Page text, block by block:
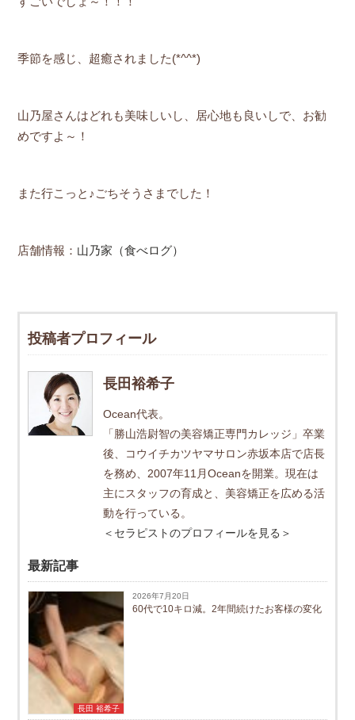
季節を感じ、超癒されました(*^^*)
山乃屋さんはどれも美味しいし、居心地も良いしで、お勧
めですよ～！
また行こっと♪ごちそうさまでした！
店舗情報： 山乃家（食べログ）
投稿者プロフィール
長田裕希子
Ocean代表。
「勝山浩尉智の美容矯正専門カレッジ」卒業
後、コウイチカツヤマサロン赤坂本店で店長
を務め、2007年11月Oceanを開業。現在は
主にスタッフの育成と、美容矯正を広める活
動を行っている。
＜セラピストのプロフィールを見る＞
最新記事
長田 裕希子
2026年7月20日
60代で10キロ減。2年間続けたお客様の変化